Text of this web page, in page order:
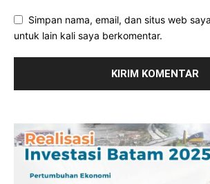
Simpan nama, email, dan situs web
untuk lain kali saya berkomentar.